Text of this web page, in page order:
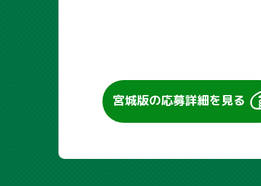
宮城版の応募詳細を見る